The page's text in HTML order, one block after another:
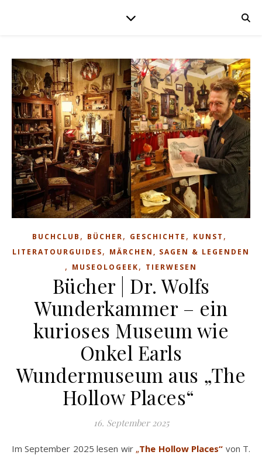
BUCHCLUB , BÜCHER, GESCHICHTE , KUNST ,
LITERATOURGUIDES, MÄRCHEN, SAGEN & LEGENDEN
, MUSEOLOGEEK, TIERWESEN
Bücher | Dr. Wolfs
Wunderkammer – ein
kurioses Museum wie
Onkel Earls
Wundermuseum aus „The
Hollow Places“
16. September 2025
Im September 2025 lesen wir „The Hollow Places“ von T.